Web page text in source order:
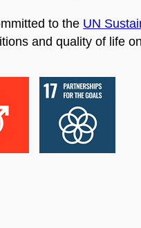
to the UN
and quality of life